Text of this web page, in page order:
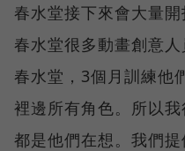
春水堂接下來會大量開
春水堂很多動畫創意
春水堂，3個月訓練他
裡邊所有角色。所以
都是他們在想。我們